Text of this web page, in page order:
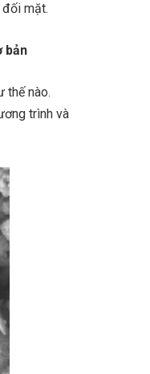
mặt.
bản
thế nào.
trình và